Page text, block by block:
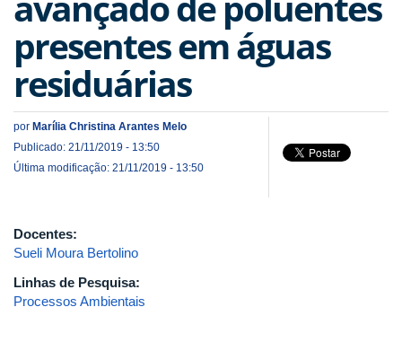
presentes em águas
residuárias
por Marília Christina Arantes Melo
Publicado: 21/11/2019 - 13:50
Última modificação: 21/11/2019 - 13:50
Docentes:
Sueli Moura Bertolino
Linhas de Pesquisa:
Processos Ambientais